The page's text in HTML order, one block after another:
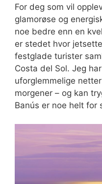
For deg som vil
glamorøse og
noe bedre enn en
er stedet hvor
festglade turister
Costa del Sol. Jeg
uforglemmelige
morgener – og kan
Banús er noe helt for